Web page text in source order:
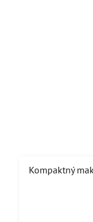
Kompaktný